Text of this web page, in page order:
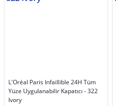
L'Oréal Paris Infaillible 24H Tüm
Yüze Uygulanabilir Kapatıcı - 322
Ivory